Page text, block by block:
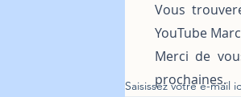
Vous
YouTube
Merci de
prochaines.
Saisissez votre e-mail